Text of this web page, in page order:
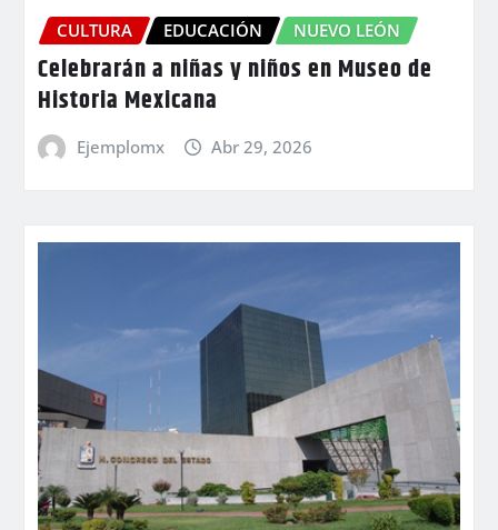
CULTURA EDUCACIÓN NUEVO LEÓN
Celebrarán a niñas y niños en Museo de
Historia Mexicana
Ejemplomx Abr 29, 2026